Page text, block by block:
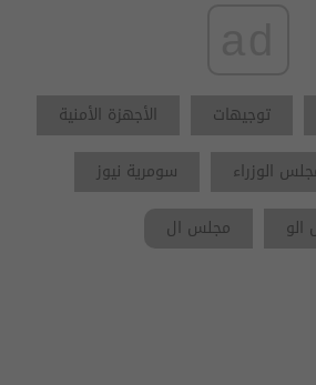
توجيهات
الأجهزة الأمنية
الوزراء
سومرية نيوز
مجلس ال